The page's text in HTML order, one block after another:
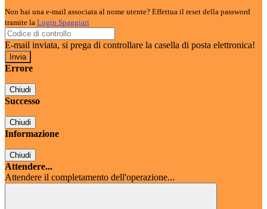
Non hai una e-mail associata al nome utente? Effettua il reset della password
tramite la Login Spaggiari
E-mail inviata, si prega di controllare la casella di posta elettronica!
Errore
Chiudi
Successo
Chiudi
Informazione
Chiudi
Attendere...
Attendere il completamento dell'operazione...